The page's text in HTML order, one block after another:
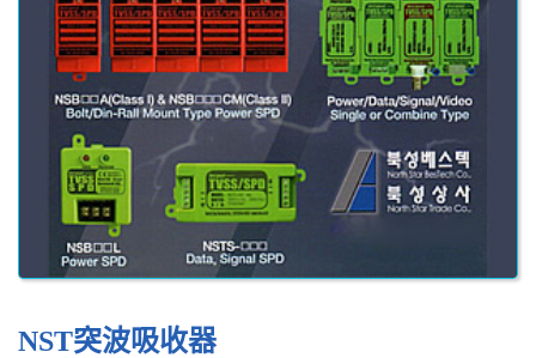
NST突波吸收器